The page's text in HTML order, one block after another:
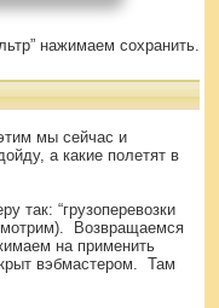
нажимаем сохранить.
мы сейчас и
а какие полетят в
так: “грузоперевозки
Возвращаемся
на применить
вэбмастером. Там